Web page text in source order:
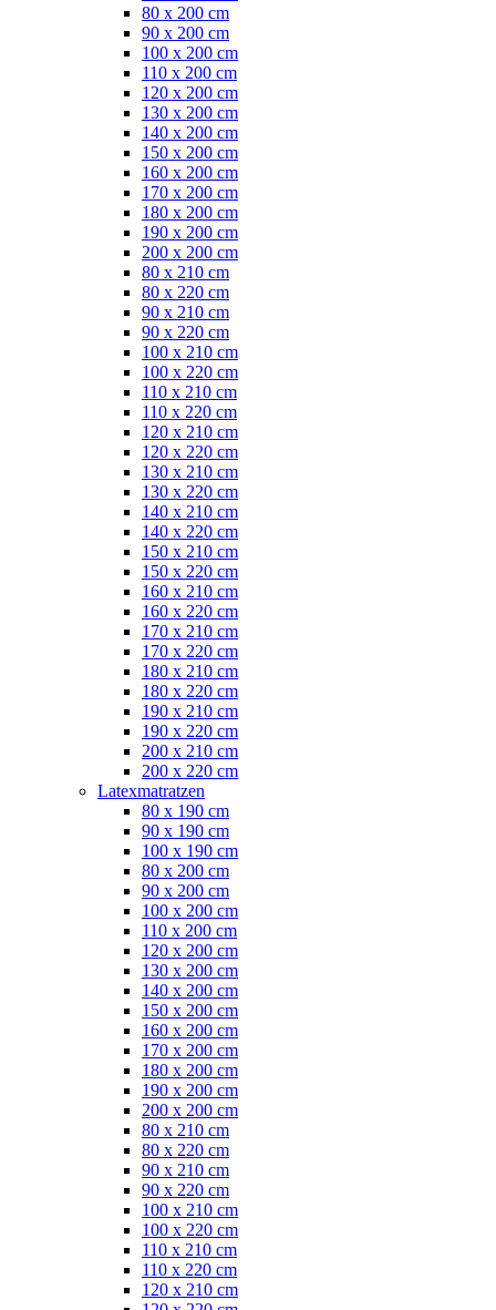
80 x 200 cm
90 x 200 cm
100 x 200 cm
110 x 200 cm
120 x 200 cm
130 x 200 cm
140 x 200 cm
150 x 200 cm
160 x 200 cm
170 x 200 cm
180 x 200 cm
190 x 200 cm
200 x 200 cm
80 x 210 cm
80 x 220 cm
90 x 210 cm
90 x 220 cm
100 x 210 cm
100 x 220 cm
110 x 210 cm
110 x 220 cm
120 x 210 cm
120 x 220 cm
130 x 210 cm
130 x 220 cm
140 x 210 cm
140 x 220 cm
150 x 210 cm
150 x 220 cm
160 x 210 cm
160 x 220 cm
170 x 210 cm
170 x 220 cm
180 x 210 cm
180 x 220 cm
190 x 210 cm
190 x 220 cm
200 x 210 cm
200 x 220 cm
Latexmatratzen
80 x 190 cm
90 x 190 cm
100 x 190 cm
80 x 200 cm
90 x 200 cm
100 x 200 cm
110 x 200 cm
120 x 200 cm
130 x 200 cm
140 x 200 cm
150 x 200 cm
160 x 200 cm
170 x 200 cm
180 x 200 cm
190 x 200 cm
200 x 200 cm
80 x 210 cm
80 x 220 cm
90 x 210 cm
90 x 220 cm
100 x 210 cm
100 x 220 cm
110 x 210 cm
110 x 220 cm
120 x 210 cm